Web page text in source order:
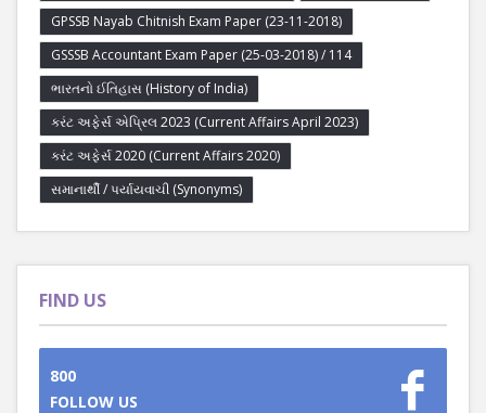
GPSSB Nayab Chitnish Exam Paper (23-11-2018)
GSSSB Accountant Exam Paper (25-03-2018) / 114
ભારતનો ઈતિહાસ (History of India)
કરંટ અફેર્સ એપ્રિલ 2023 (Current Affairs April 2023)
કરંટ અફેર્સ 2020 (Current Affairs 2020)
સમાનાર્થી / પર્યાયવાચી (Synonyms)
FIND US
800
FOLLOW US